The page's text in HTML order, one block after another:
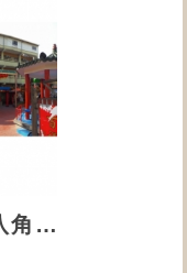
【型號R7.15】八角亭福德廟的環保金爐